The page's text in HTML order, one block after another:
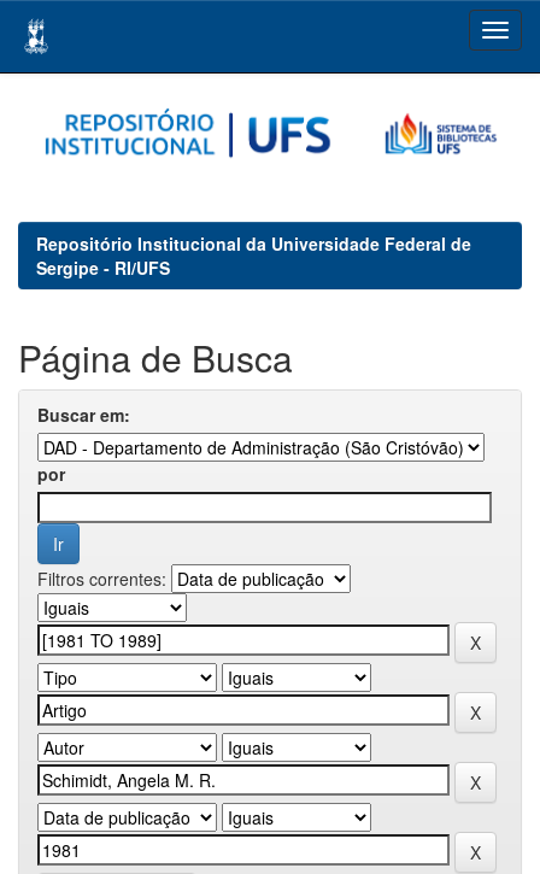
navigation
Repositório Institucional da Universidade Federal de
Sergipe - RI/UFS
Página de Busca
Buscar em:
por
Filtros correntes: